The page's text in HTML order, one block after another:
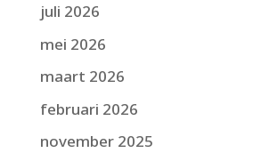
juli 2026
mei 2026
maart 2026
februari 2026
november 2025